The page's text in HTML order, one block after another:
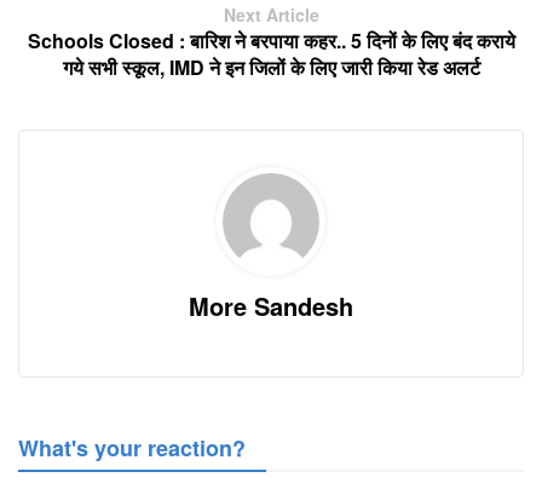
Next Article
Schools Closed : बारिश ने बरपाया कहर.. 5 दिनों के लिए बंद कराये
गये सभी स्कूल, IMD ने इन जिलों के लिए जारी किया रेड अलर्ट
More Sandesh
What's your reaction?